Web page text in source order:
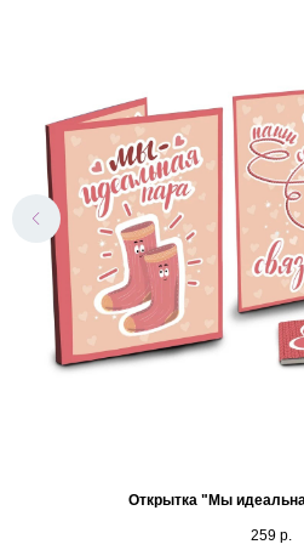
Открытка "Мы
259 р.